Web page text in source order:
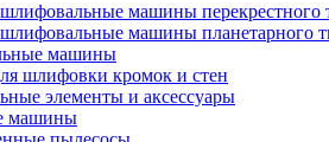
машины перекрестного
машины планетарного
машины
шлифовки кромок и стен
элементы и аксессуары
машины